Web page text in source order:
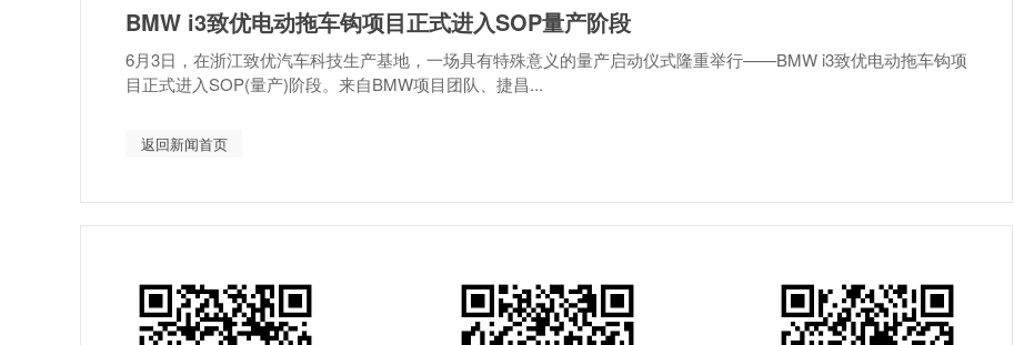
BMW i3致优电动拖车钩项目正式进入SOP量产阶段
6月3日，在浙江致优汽车科技生产基地，一场具有特殊意义的量产启动仪式隆重举行——BMW i3致优电动拖车钩项
目正式进入SOP(量产)阶段。来自BMW项目团队、捷昌...
返回新闻首页